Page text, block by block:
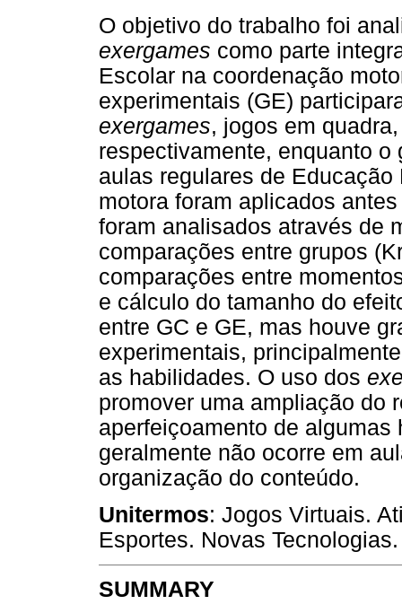
O objetivo do trabalho foi
exergames como parte
Escolar na coordenação
experimentais (GE)
exergames, jogos em
respectivamente, enquanto
aulas regulares de
motora foram aplicados
foram analisados através de
comparações entre grupos
comparações entre
e cálculo do tamanho do
entre GC e GE, mas houve
experimentais,
as habilidades. O uso dos
promover uma ampliação do
aperfeiçoamento de
geralmente não ocorre em
organização do conteúdo.
Unitermos: Jogos Virtuais.
Esportes. Novas Tecnologias.
SUMMARY